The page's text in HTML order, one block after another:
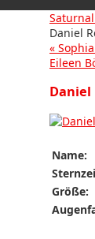
Daniel
«
Eileen
Daniel
Name:
Größe: